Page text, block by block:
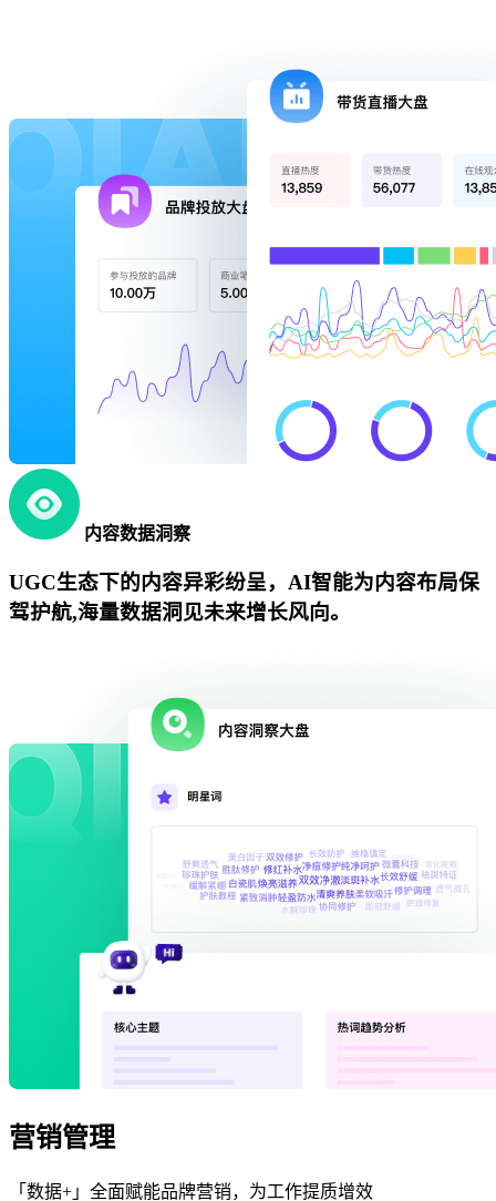
内容数据洞察
UGC生态下的内容异彩纷呈，AI智能为内容布局保
驾护航,海量数据洞见未来增长风向。
营销管理
「数据+」全面赋能品牌营销，为工作提质增效